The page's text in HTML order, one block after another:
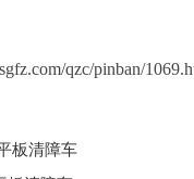
qzc/pinban/
板清障车